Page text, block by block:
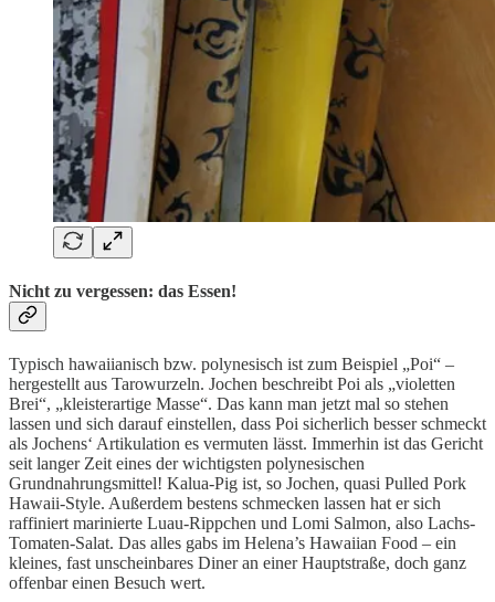
Nicht zu vergessen: das Essen!
Typisch hawaiianisch bzw. polynesisch ist zum Beispiel „Poi“ –
hergestellt aus Tarowurzeln. Jochen beschreibt Poi als „violetten
Brei“, „kleisterartige Masse“. Das kann man jetzt mal so stehen
lassen und sich darauf einstellen, dass Poi sicherlich besser schmeckt
als Jochens‘ Artikulation es vermuten lässt. Immerhin ist das Gericht
seit langer Zeit eines der wichtigsten polynesischen
Grundnahrungsmittel! Kalua-Pig ist, so Jochen, quasi Pulled Pork
Hawaii-Style. Außerdem bestens schmecken lassen hat er sich
raffiniert marinierte Luau-Rippchen und Lomi Salmon, also Lachs-
Tomaten-Salat. Das alles gabs im Helena’s Hawaiian Food – ein
kleines, fast unscheinbares Diner an einer Hauptstraße, doch ganz
offenbar einen Besuch wert.